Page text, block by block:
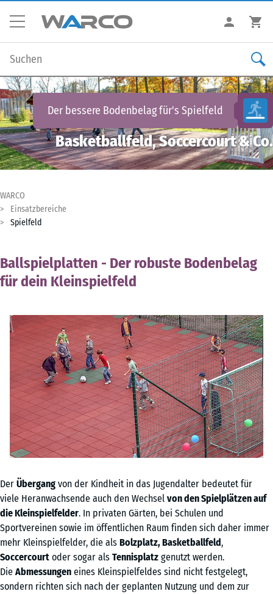
Der bessere Bodenbelag für's Spielfeld
Basketballfeld, Soccercourt & Co.
WARCO
Einsatzbereiche
Spielfeld
Ballspielplatten - Der robuste Bodenbelag
für dein Kleinspielfeld
Der Übergang von der Kindheit in das Jugendalter bedeutet für
viele Heranwachsende auch den Wechsel von den Spielplätzen auf
die Kleinspielfelder. In privaten Gärten, bei Schulen und
Sportvereinen sowie im öffentlichen Raum finden sich daher immer
mehr Kleinspielfelder, die als Bolzplatz, Basketballfeld,
Soccercourt oder sogar als Tennisplatz genutzt werden.
Die Abmessungen eines Kleinspielfeldes sind nicht festgelegt,
sondern richten sich nach der geplanten Nutzung und dem zur